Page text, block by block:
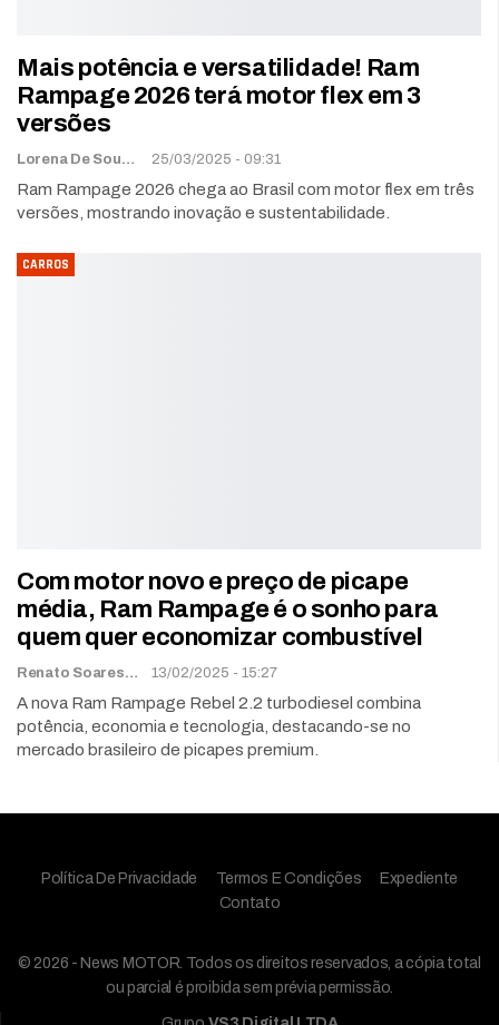
Mais potência e versatilidade! Ram
Rampage 2026 terá motor flex em 3
versões
Lorena De Sousa 25/03/2025 - 09:31
Ram Rampage 2026 chega ao Brasil com motor flex em três
versões, mostrando inovação e sustentabilidade.
CARROS
Com motor novo e preço de picape
média, Ram Rampage é o sonho para
quem quer economizar combustível
Renato Soares 13/02/2025 - 15:27
A nova Ram Rampage Rebel 2.2 turbodiesel combina
potência, economia e tecnologia, destacando-se no
mercado brasileiro de picapes premium.
Política De Privacidade Termos E Condições
Expediente
Contato
© 2026 - News MOTOR. Todos os direitos reservados, a cópia total
ou parcial é proibida sem prévia permissão.